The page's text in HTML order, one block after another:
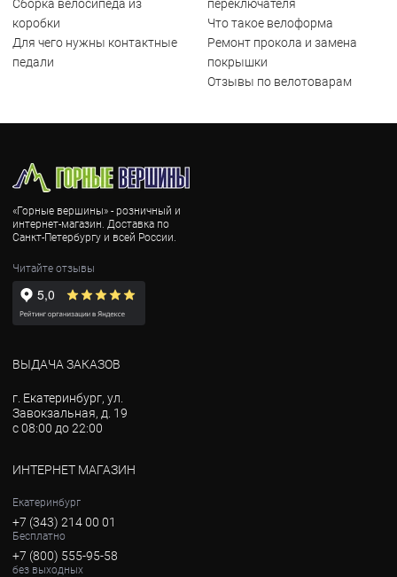
Сборка велосипеда из
коробки
Для чего нужны контактные
педали
переключателя
Что такое велоформа
Ремонт прокола и замена
покрышки
Отзывы по велотоварам
«Горные вершины» - розничный и
интернет-магазин. Доставка по
Санкт-Петербургу и всей России.
Читайте отзывы
ВЫДАЧА ЗАКАЗОВ
г. Екатеринбург, ул.
Завокзальная, д. 19
с 08:00 до 22:00
ИНТЕРНЕТ МАГАЗИН
Екатеринбург
+7 (343) 214 00 01
Бесплатно
+7 (800) 555-95-58
без выходных